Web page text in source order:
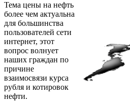
Тема цены на нефть
более чем актуальна
для большинства
пользователей сети
интернет, этот
вопрос волнует
наших граждан по
причине
взаимосвязи курса
рубля и котировок
нефти.